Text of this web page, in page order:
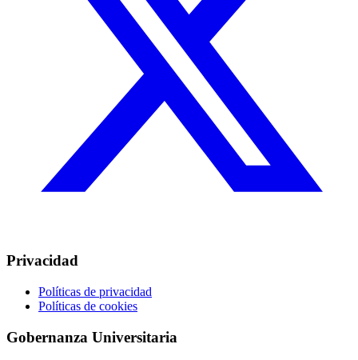
Privacidad
Políticas de privacidad
Políticas de cookies
Gobernanza Universitaria